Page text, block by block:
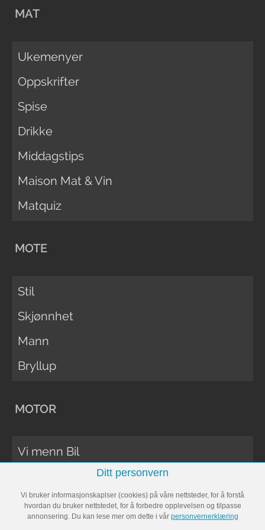
MAT
Ukemenyer
Oppskrifter
Spise
Drikke
Middagstips
Maison Mat & Vin
Matquiz
MOTE
Stil
Skjønnhet
Mann
Bryllup
MOTOR
Vi menn Bil
Vi Menn Båt
Ditt personvern
Vi bruker informasjonskaplser (cookies) på våre nettsteder, for å forstå
hvordan du bruker nettstedet, for å forbedre opplevelsen og tilpasse
annonsering. Du kan lese mer om dette i vår personvernerklæring